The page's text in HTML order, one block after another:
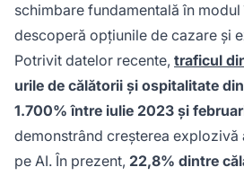
schimbare fundamentală în
descoperă opțiunile de cazare și
Potrivit datelor recente, traficul
urile de călătorii și ospitalitate
1.700% între iulie 2023 și
demonstrând creșterea
pe AI. În prezent, 22,8% dintre